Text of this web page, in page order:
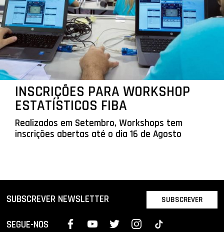
INSCRIÇÕES PARA WORKSHOP
ESTATÍSTICOS FIBA
Realizados em Setembro, Workshops tem
inscrições abertas até o dia 16 de Agosto
SUBSCREVER NEWSLETTER SUBSCREVER
SEGUE-NOS